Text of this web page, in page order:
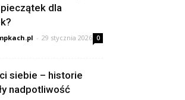
dla
- 29 stycznia 2026 0
siebie – historie
nadpotliwość